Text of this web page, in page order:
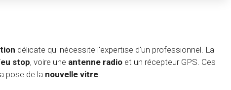
délicate qui nécessite l'expertise d'un professionnel. La
stop, voire une antenne radio et un récepteur GPS. Ces
pose de la nouvelle vitre.